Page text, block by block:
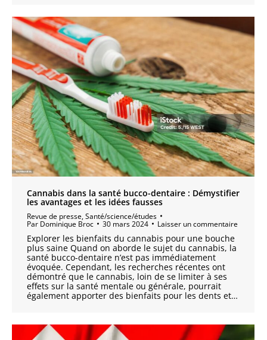
Cannabis dans la santé bucco-dentaire : Démystifier
les avantages et les idées fausses
Revue de presse,Santé/science/études
Par Dominique Broc 30 mars 2024 Laisser un commentaire
Explorer les bienfaits du cannabis pour une bouche
plus saine Quand on aborde le sujet du cannabis, la
santé bucco-dentaire n’est pas immédiatement
évoquée. Cependant, les recherches récentes ont
démontré que le cannabis, loin de se limiter à ses
effets sur la santé mentale ou générale, pourrait
également apporter des bienfaits pour les dents et…